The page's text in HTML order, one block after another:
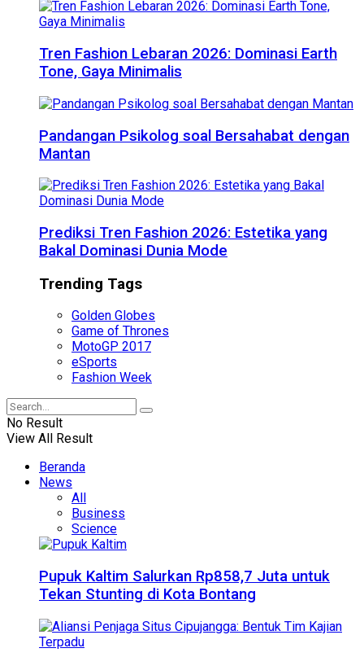
Tren Fashion Lebaran 2026: Dominasi Earth
Tone, Gaya Minimalis
Pandangan Psikolog soal Bersahabat dengan
Mantan
Prediksi Tren Fashion 2026: Estetika yang
Bakal Dominasi Dunia Mode
Trending Tags
Golden Globes
Game of Thrones
MotoGP 2017
eSports
Fashion Week
No Result
View All Result
Beranda
News
All
Business
Science
Pupuk Kaltim Salurkan Rp858,7 Juta untuk
Tekan Stunting di Kota Bontang